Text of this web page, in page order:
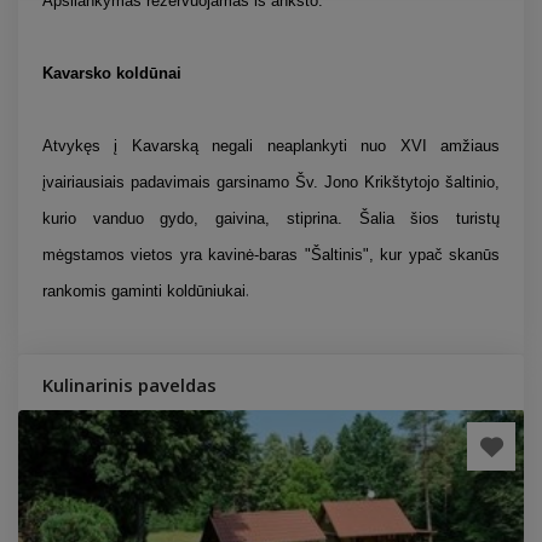
Kavarsko koldūnai
Atvykęs į Kavarską negali neaplankyti nuo XVI amžiaus
įvairiausiais padavimais garsinamo Šv. Jono Krikštytojo šaltinio,
kurio vanduo gydo, gaivina, stiprina. Šalia šios turistų
mėgstamos vietos yra kavinė-baras "Šaltinis", kur ypač skanūs
rankomis gaminti koldūniukai.
Kulinarinis paveldas